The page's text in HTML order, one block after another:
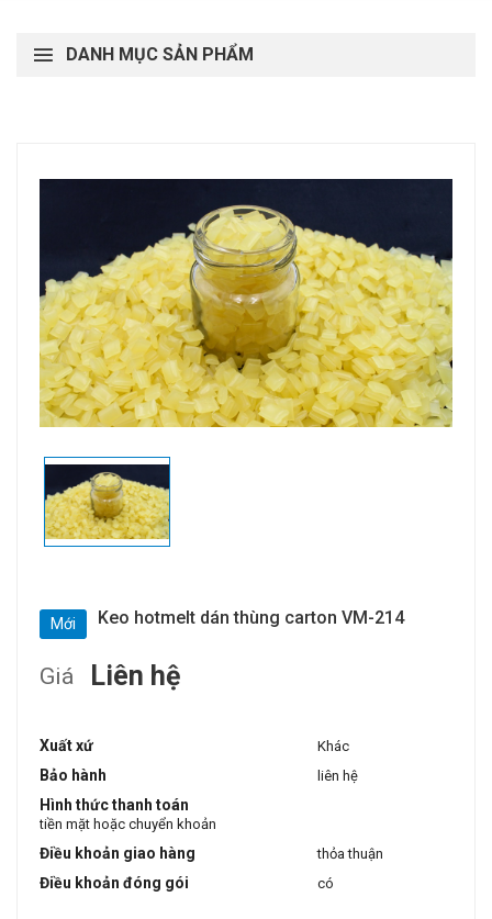
DANH MỤC SẢN PHẨM
Mới Keo hotmelt dán thùng carton VM-214
Giá Liên hệ
Xuất xứ Khác
Bảo hành liên hệ
Hình thức thanh toán
tiền mặt hoặc chuyển khoản
Điều khoản giao hàng thỏa thuận
Điều khoản đóng gói có